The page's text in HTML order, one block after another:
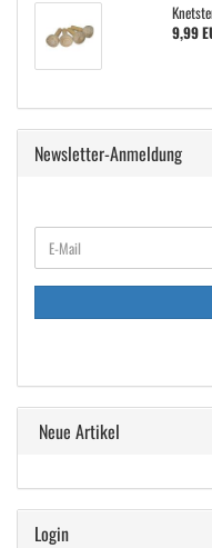
9,99
Newsletter-Anmeldung
ZUR
NEWSLETTER-
E-
Mail
Neue Artikel
Login